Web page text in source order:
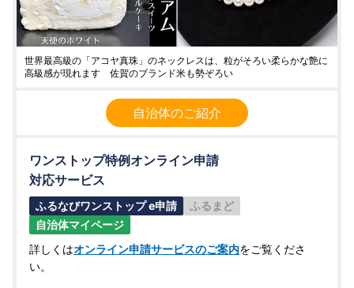
世界最高級の「アコヤ真珠」のネックレスは、粒がそろい柔らかな艶に
高級感が現れます 佐賀のブランド米も勢ぞろい
自治体のご紹介
ワンストップ特例オンライン申請
対応サービス
ふるなびワンストップ e申請
ふるまど
自治体マイページ
詳しくはオンライン申請サービスのご案内をご覧くださ
い。